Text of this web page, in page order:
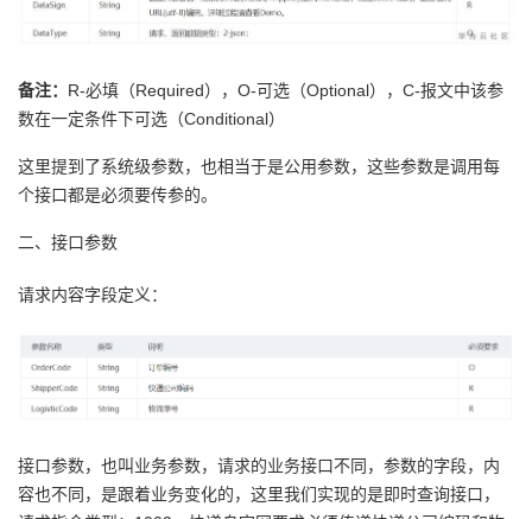
发
者
学
课
的
证
我
实
的
Programs
的
支
持
术
持
云
建
备注： R-必填（Required），O-可选（Optional），C-报文中该参
数在一定条件下可选（Conditional）
这里提到了系统级参数，也相当于是公用参数，这些参数是调用每
个接口都是必须要传参的。
二、接口参数
请求内容字段定义：
接口参数，也叫业务参数，请求的业务接口不同，参数的字段，内
容也不同，是跟着业务变化的，这里我们实现的是即时查询接口，